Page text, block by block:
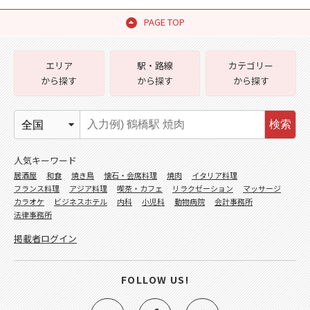
PAGE TOP
エリア
から探す
駅・路線
から探す
カテゴリー
から探す
検索
人気キーワード
居酒屋 和食 焼き鳥 懐石・会席料理 焼肉
イタリア料理
フランス料理
アジア料理 喫茶・カフェ リラクゼーション
マッサージ
カラオケ
ビジネスホテル 内科 小児科 動物病院
会計事務所
法律事務所
掲載者ログイン
FOLLOW US!